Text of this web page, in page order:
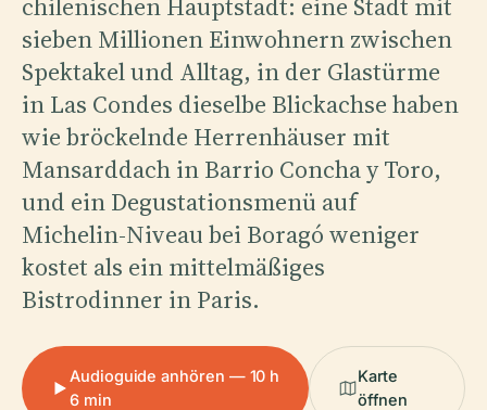
sieben Millionen Einwohnern zwischen
Spektakel und Alltag, in der Glastürme
in Las Condes dieselbe Blickachse haben
wie bröckelnde Herrenhäuser mit
Mansarddach in Barrio Concha y Toro,
und ein Degustationsmenü auf
Michelin-Niveau bei Boragó weniger
kostet als ein mittelmäßiges
Bistrodinner in Paris.
Audioguide anhören — 10 h
6 min
Karte
öffnen